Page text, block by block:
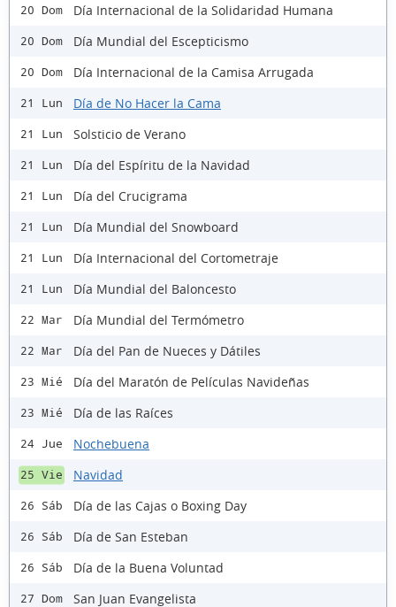
20 Dom Día Internacional de la Solidaridad Humana
20 Dom Día Mundial del Escepticismo
20 Dom Día Internacional de la Camisa Arrugada
21 Lun Día de No Hacer la Cama
21 Lun Solsticio de Verano
21 Lun Día del Espíritu de la Navidad
21 Lun Día del Crucigrama
21 Lun Día Mundial del Snowboard
21 Lun Día Internacional del Cortometraje
21 Lun Día Mundial del Baloncesto
22 Mar Día Mundial del Termómetro
22 Mar Día del Pan de Nueces y Dátiles
23 Mié Día del Maratón de Películas Navideñas
23 Mié Día de las Raíces
24 Jue Nochebuena
25 Vie Navidad
26 Sáb Día de las Cajas o Boxing Day
26 Sáb Día de San Esteban
26 Sáb Día de la Buena Voluntad
27 Dom San Juan Evangelista